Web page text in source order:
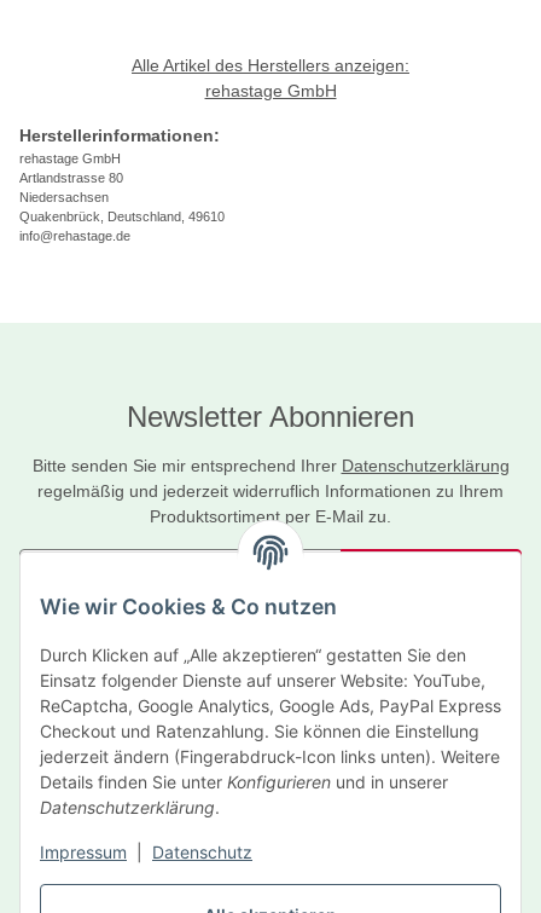
Wie wir Cookies & Co nutzen
Durch Klicken auf „Alle akzeptieren“ gestatten Sie den
Einsatz folgender Dienste auf unserer Website: YouTube,
ReCaptcha, Google Analytics, Google Ads, PayPal Express
Checkout und Ratenzahlung. Sie können die Einstellung
jederzeit ändern (Fingerabdruck-Icon links unten). Weitere
Details finden Sie unter Konfigurieren und in unserer
Datenschutzerklärung.
Impressum Datenschutz
Alle Artikel des Herstellers anzeigen:
rehastage GmbH
Herstellerinformationen:
rehastage GmbH
Artlandstrasse 80
Niedersachsen
Quakenbrück, Deutschland, 49610
info@rehastage.de
Newsletter Abonnieren
Bitte senden Sie mir entsprechend Ihrer Datenschutzerklärung
regelmäßig und jederzeit widerruflich Informationen zu Ihrem
Produktsortiment per E-Mail zu.
Newsletter Abonnieren
Informationen
Gesetzliche Informationen
Hersteller
Vertrag widerrufen